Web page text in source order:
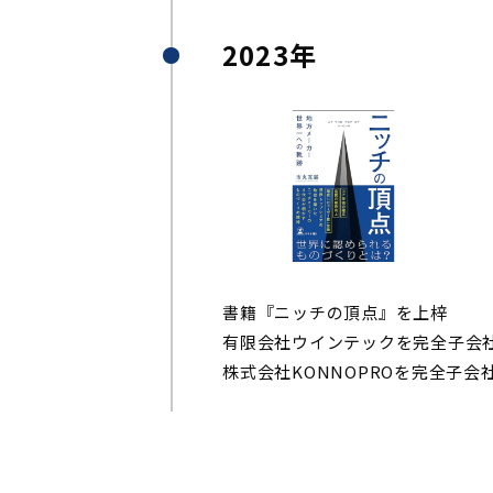
2023年
書籍『ニッチの頂点』を上梓
有限会社ウインテックを完全子会
株式会社KONNOPROを完全子会